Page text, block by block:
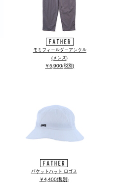
モミフィールダーアンクル
(メンズ)
￥5,900(税別)
バケットハット ロゴス
￥4,400(税別)